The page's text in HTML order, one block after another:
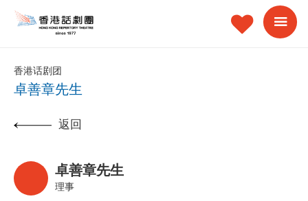
香港话剧团
卓善章先生
返回
卓善章先生
理事